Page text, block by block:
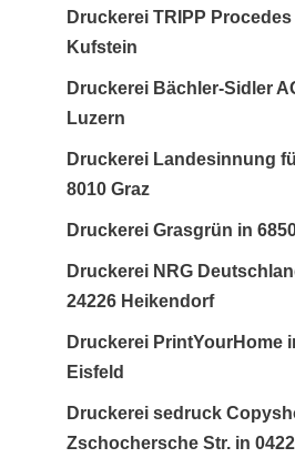
Druckerei TRIPP Procedes
Kufstein
Druckerei Bächler-Sidler
Luzern
Druckerei Landesinnung
8010 Graz
Druckerei Grasgrün in
Druckerei NRG
24226 Heikendorf
Druckerei PrintYourHome
Eisfeld
Druckerei sedruck
Zschochersche Str. in